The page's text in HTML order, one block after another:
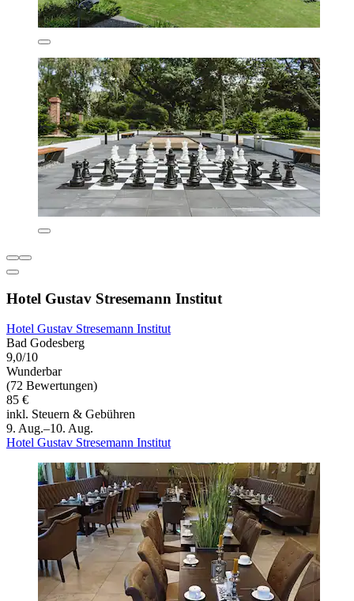
Hotel Gustav Stresemann Institut
Hotel Gustav Stresemann Institut
Bad Godesberg
9,0/10
Wunderbar
(72 Bewertungen)
85 €
inkl. Steuern & Gebühren
9. Aug.–10. Aug.
Hotel Gustav Stresemann Institut